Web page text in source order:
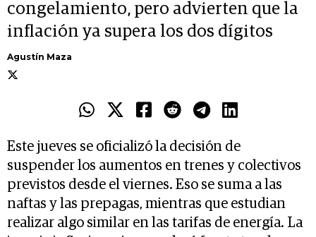
congelamiento, pero advierten que la
inflación ya supera los dos dígitos
Agustín Maza
Este jueves se oficializó la decisión de
suspender los aumentos en trenes y colectivos
previstos desde el viernes. Eso se suma a las
naftas y las prepagas, mientras que estudian
realizar algo similar en las tarifas de energía. La